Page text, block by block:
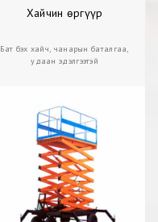
Хайчин өргүүр
Бат бэх хайч, чанарын баталгаа,
удаан эдэлгээтэй